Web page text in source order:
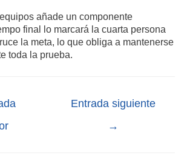
añade un componente
final lo marcará la cuarta persona
la meta, lo que obliga a mantenerse
toda la prueba.
Entrada siguiente
→